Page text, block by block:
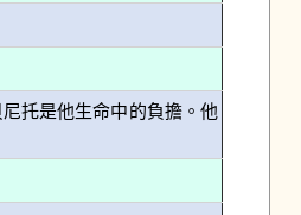
托是他生命中的負擔。他